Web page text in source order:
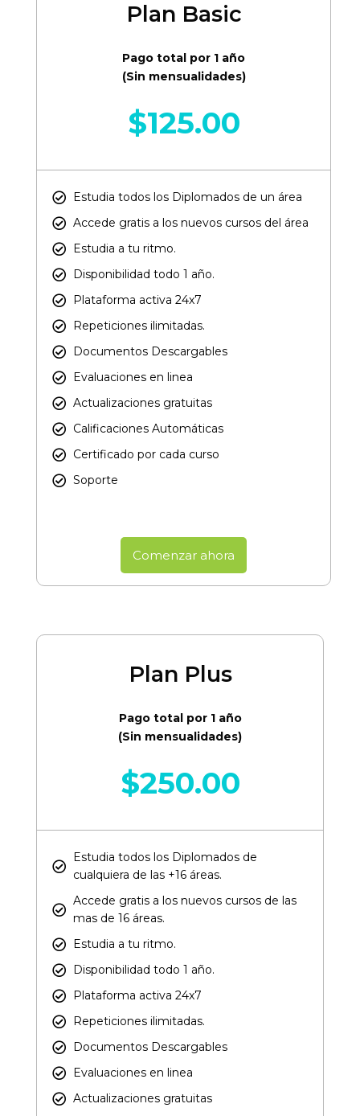
Plan Basic
Pago total por 1 año
(Sin mensualidades)
$125.00
Estudia todos los Diplomados de un área​
Accede gratis a los nuevos cursos del área​
Estudia a tu ritmo.
Disponibilidad todo 1 año.
Plataforma activa 24x7
Repeticiones ilimitadas.
Documentos Descargables
Evaluaciones en linea
Actualizaciones gratuitas
Calificaciones Automáticas
Certificado por cada curso​
Soporte
Comenzar ahora
Plan Plus
Pago total por 1 año
(Sin mensualidades)
$250.00
Estudia todos los Diplomados de
cualquiera de las +16 áreas.​
Accede gratis a los nuevos cursos de las
mas de 16 áreas.​
Estudia a tu ritmo.
Disponibilidad todo 1 año.
Plataforma activa 24x7
Repeticiones ilimitadas.
Documentos Descargables
Evaluaciones en linea
Actualizaciones gratuitas